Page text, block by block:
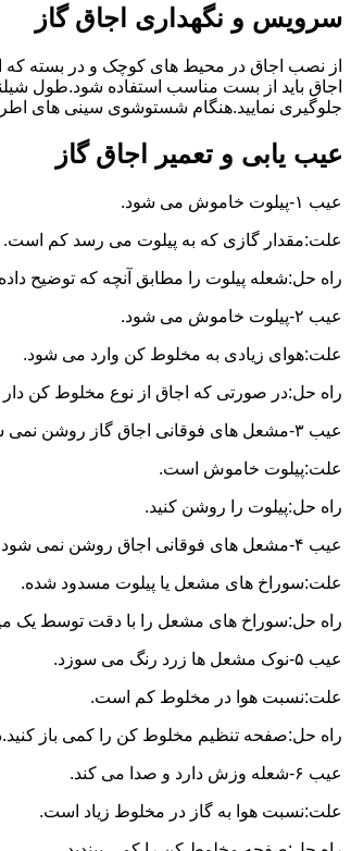
سرویس و نگهداری اجاق گاز
از نصب اجاق در محیط های کوچک و در بسته که
جلوگیری نمایید.هنگام شستوشوی سینی های
عیب یابی و تعمیر اجاق گاز
عیب ۱-پیلوت خاموش می شود.
علت:مقدار گازی که به پیلوت می رسد کم است.
راه حل:شعله پیلوت را مطابق آنچه که توضیح
عیب ۲-پیلوت خاموش می شود.
علت:هوای زیادی به مخلوط کن وارد می شود.
راه حل:در صورتی که اجاق از نوع مخلوط کن
عیب ۳-مشعل های فوقانی اجاق گاز روشن نمی شود.
علت:پیلوت خاموش است.
راه حل:پیلوت را روشن کنید.
عیب ۴-مشعل های فوقانی اجاق روشن نمی شود
علت:سوراخ های مشعل یا پیلوت مسدود شده.
راه حل:سوراخ های مشعل را با دقت توسط یک میله
عیب ۵-نوک مشعل ها زرد رنگ می سوزد.
علت:نسبت هوا در مخلوط کم است.
راه حل:صفحه تنظیم مخلوط کن را کمی باز
عیب ۶-شعله وزش دارد و صدا می کند.
علت:نسبت هوا به گاز در مخلوط زیاد است.